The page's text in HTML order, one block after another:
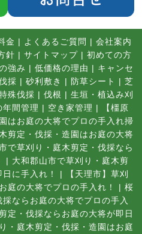
金 | よくあるご質問 | 会社案内
針 | サイトマップ | 初めての方
強み | 低価格の理由 | キャンセ
採 | 砂利敷き | 防草シート | 芝
殊伐採 | 伐根 | 生垣・植込み刈
年間管理 | 空き家管理 |
【橿原
はお庭の大将でプロの手入れ掃
剪定・伐採・造園はお庭の大将
で草刈り・庭木剪定・伐採なら
| 大和郡山市で草刈り・庭木剪
に手入れ！
|
【天理市】草刈
庭の大将でプロの手入れ！
| 桜
ならお庭の大将でプロの手入
定・伐採ならお庭の大将が即日
・庭木剪定・伐採・造園はお庭